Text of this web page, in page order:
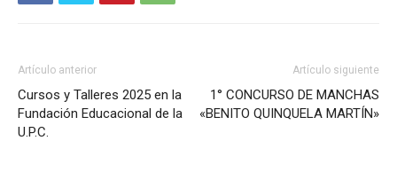
Artículo anterior
Cursos y Talleres 2025 en la
Fundación Educacional de la
U.P.C.
Artículo siguiente
1° CONCURSO DE MANCHAS
«BENITO QUINQUELA MARTÍN»